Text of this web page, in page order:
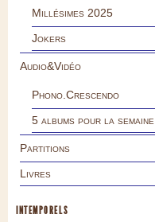
Millésimes 2025
Jokers
Audio&Vidéo
Phono.Crescendo
5 albums pour la semaine
Partitions
Livres
INTEMPORELS